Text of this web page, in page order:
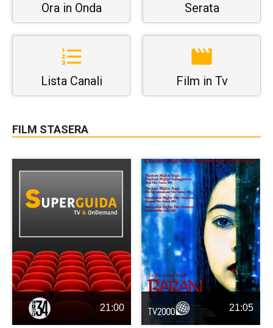
Ora in Onda Serata
Lista Canali Film in Tv
FILM STASERA
21:00 21:05